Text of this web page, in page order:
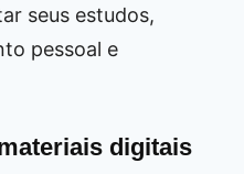
seus estudos,
pessoal e
digitais